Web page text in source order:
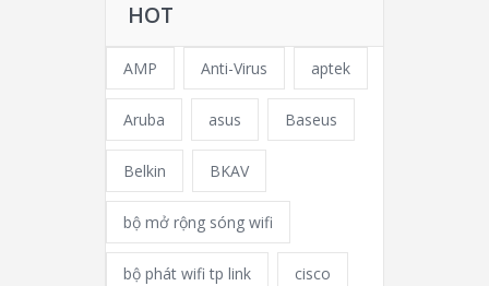
HOT
AMP Anti-Virus aptek
Aruba asus Baseus
Belkin BKAV
bộ mở rộng sóng wifi
bộ phát wifi tp link cisco